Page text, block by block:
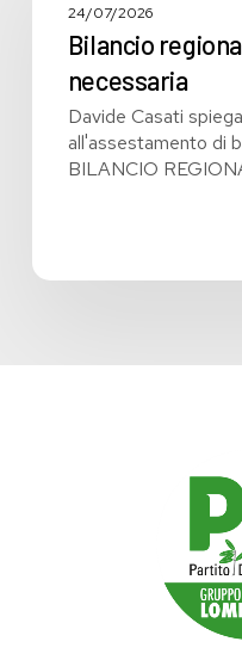
svolta
24/07/2026
Bilancio
necessaria
Davide Casati
all'assestamento di
BILANCIO